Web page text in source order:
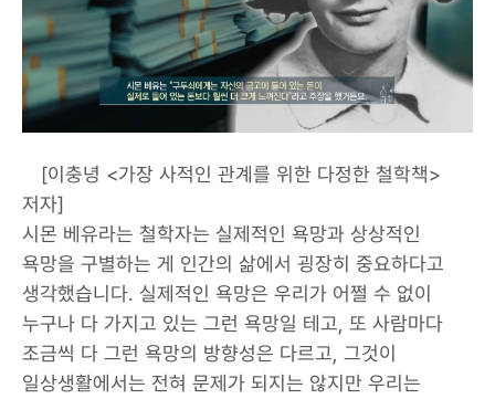
[이충녕 <가장 사적인 관계를 위한 다정한 철학책>
저자]
시몬 베유라는 철학자는 실제적인 욕망과 상상적인
욕망을 구별하는 게 인간의 삶에서 굉장히 중요하다고
생각했습니다. 실제적인 욕망은 우리가 어쩔 수 없이
누구나 다 가지고 있는 그런 욕망일 테고, 또 사람마다
조금씩 다 그런 욕망의 방향성은 다르고, 그것이
일상생활에서는 전혀 문제가 되지는 않지만 우리는